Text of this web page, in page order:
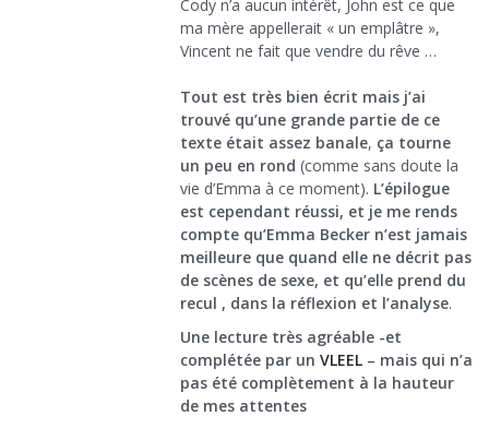
Cody n’a aucun intérêt, John est ce que
ma mère appellerait « un emplâtre »,
Vincent ne fait que vendre du rêve …
Tout est très bien écrit mais j’ai
trouvé qu’une grande partie de ce
texte était assez banale, ça tourne
un peu en rond (comme sans doute la
vie d’Emma à ce moment). L’épilogue
est cependant réussi, et je me rends
compte qu’Emma Becker n’est jamais
meilleure que quand elle ne décrit pas
de scènes de sexe, et qu’elle prend du
recul , dans la réflexion et l’analyse.
Une lecture très agréable -et
complétée par un VLEEL – mais qui n’a
pas été complètement à la hauteur
de mes attentes